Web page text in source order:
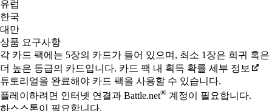
유럽
한국
대만
상품 요구사항
각 카드 팩에는 5장의 카드가 들어 있으며, 최소 1장은 희귀 혹은
더 높은 등급의 카드입니다. 카드 팩 내 획득 확률 세부 정보
튜토리얼을 완료해야 카드 팩을 사용할 수 있습니다.
플레이하려면 인터넷 연결과 Battle.net® 계정이 필요합니다.
하스스톤이 필요합니다.